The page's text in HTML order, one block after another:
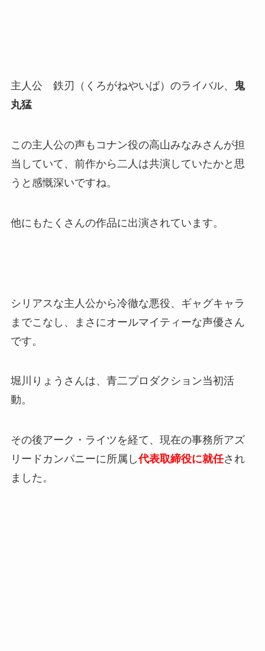
主人公 鉄刃（くろがねやいば）のライバル、
鬼
丸猛
この主人公の声もコナン役の高山みなみさんが担
当していて、前作から二人は共演していたかと思
うと感慨深いですね。
他にもたくさんの作品に出演されています。
シリアスな主人公から冷徹な悪役、ギャグキャラ
までこなし、まさにオールマイティーな声優さん
です。
堀川りょうさんは、青二プロダクション当初活
動。
その後アーク・ライツを経て、現在の事務所アズ
リードカンパニーに所属し代表取締役に就任され
ました。